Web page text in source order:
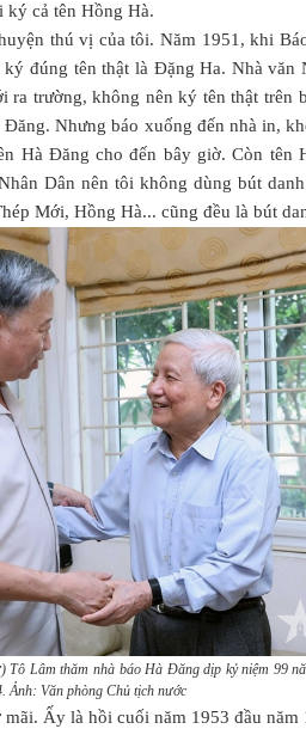
ký cả tên Hồng Hà.
thú vị của tôi. Năm 1951, khi
đúng tên thật là Đặng Ha. Nhà văn
ra trường, không nên ký tên thật trên
Nhưng báo xuống đến nhà in,
Hà Đăng cho đến bây giờ. Còn tên
Dân nên tôi không dùng bút
Mới, Hồng Hà... cũng đều là bút
Tô Lâm thăm nhà báo Hà Đăng dịp kỷ niệm 99
Ảnh: Văn phòng Chủ tịch nước
Ấy là hồi cuối năm 1953 đầu năm